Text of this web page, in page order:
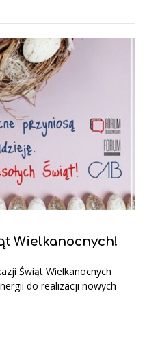
Wielkanocnych!
Świąt Wielkanocnych
do realizacji nowych